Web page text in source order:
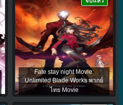
Fate stay night Movie:
Unlimited Blade Works พากย์
ไทย Movie